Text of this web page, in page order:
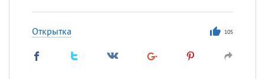
Открытка 105